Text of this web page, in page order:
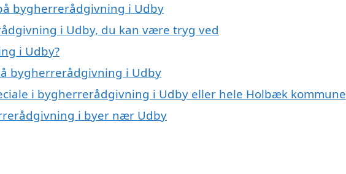
bygherrerådgivning i Udby
i Udby, du kan være tryg ved
i Udby?
bygherrerådgivning i Udby
i bygherrerådgivning i Udby eller hele Holbæk kommune
i byer nær Udby